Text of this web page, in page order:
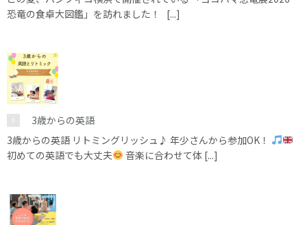
恐竜の食卓大図鑑」を訪れました！ [...]
3歳からの英語
3歳からの英語 リトミングリッシュ♪ 年少さんから参加OK！
初めての英語でも大丈夫
音楽に合わせて体 [...]